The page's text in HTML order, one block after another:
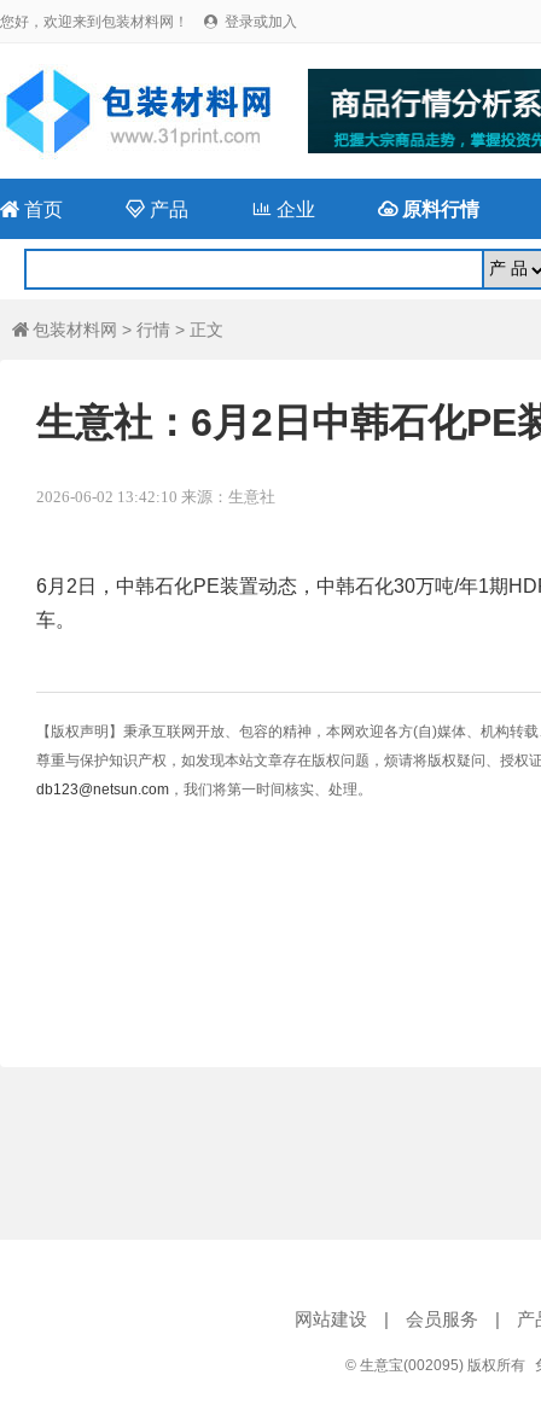
您好，欢迎来到包装材料网！  登录或加入
 首页  产品 企业 原料行情
 包装材料网 > 行情 > 正文
生意社：6月2日中韩石化PE
2026-06-02 13:42:10 来源：生意社
6月2日，中韩石化PE装置动态，中韩石化30万吨/年1期
车。
【版权声明】秉承互联网开放、包容的精神，本网欢迎各方(自)媒体、机构转
尊重与保护知识产权，如发现本站文章存在版权问题，烦请将版权疑问、授权
db123@netsun.com ，我们将第一时间核实、处理。
网站建设 | 会员服务 | 产
© 生意宝(002095) 版权所有